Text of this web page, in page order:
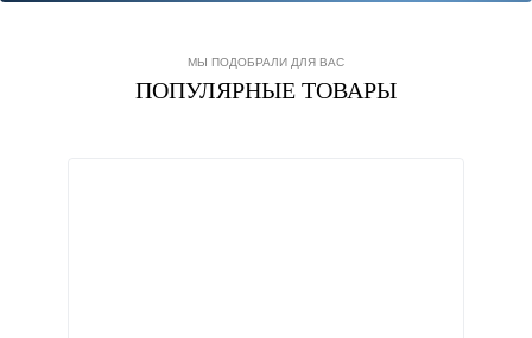
МЫ ПОДОБРАЛИ ДЛЯ ВАС
ПОПУЛЯРНЫЕ ТОВАРЫ